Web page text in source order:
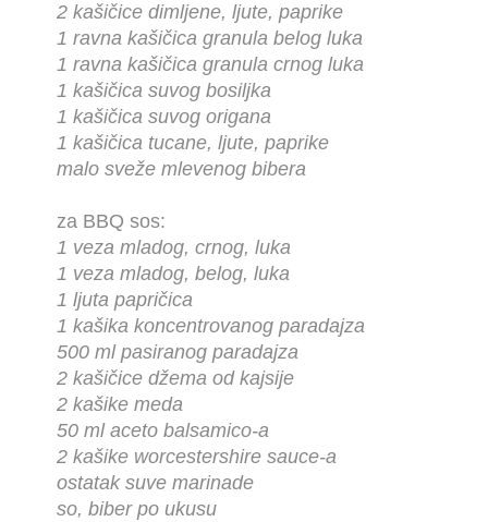
2 kašičice dimljene, ljute, paprike
1 ravna kašičica granula belog luka
1 ravna kašičica granula crnog luka
1 kašičica suvog bosiljka
1 kašičica suvog origana
1 kašičica tucane, ljute, paprike
malo sveže mlevenog bibera
za BBQ sos:
1 veza mladog, crnog, luka
1 veza mladog, belog, luka
1 ljuta papričica
1 kašika koncentrovanog paradajza
500 ml pasiranog paradajza
2 kašičice džema od kajsije
2 kašike meda
50 ml aceto balsamico-a
2 kašike worcestershire sauce-a
ostatak suve marinade
so, biber po ukusu